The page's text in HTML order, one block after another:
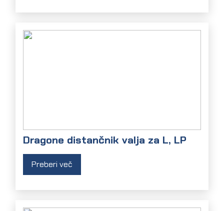
Dragone distančnik valja za L, LP
Preberi več